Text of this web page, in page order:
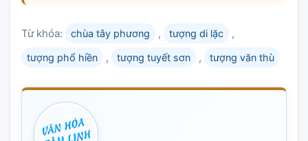
Từ khóa: chùa tây phương , tượng di lặc ,
tượng phổ hiền , tượng tuyết sơn , tượng văn thù